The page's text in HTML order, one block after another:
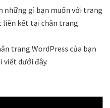
những gì bạn muốn với trang
liên kết tại chân trang.
trang WordPress của bạn
viết dưới đây.